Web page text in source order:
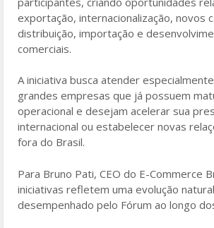
exportação, internacionalização, novos
distribuição, importação e
comerciais.
A iniciativa busca atender
grandes empresas que já possuem
operacional e desejam acelerar sua
internacional ou estabelecer novas
fora do Brasil.
Para Bruno Pati, CEO do E-Commerce
iniciativas refletem uma evolução
desempenhado pelo Fórum ao longo